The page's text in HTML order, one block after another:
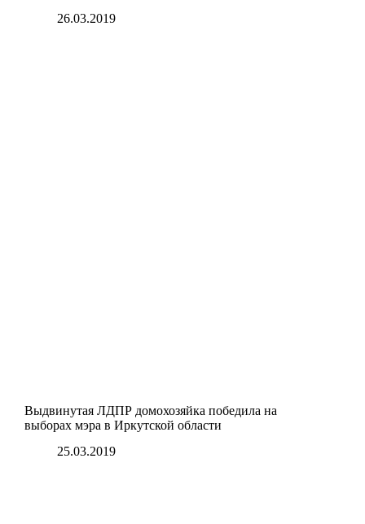
26.03.2019
Выдвинутая ЛДПР домохозяйка победила на
выборах мэра в Иркутской области
25.03.2019